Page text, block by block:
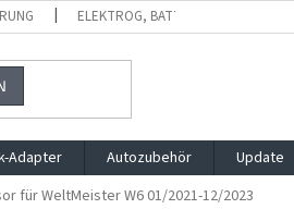
ELEKTROG, BATTG, VERPACKG
Adapter Autozubehör
Update
für WeltMeister W6 01/2021-12/2023